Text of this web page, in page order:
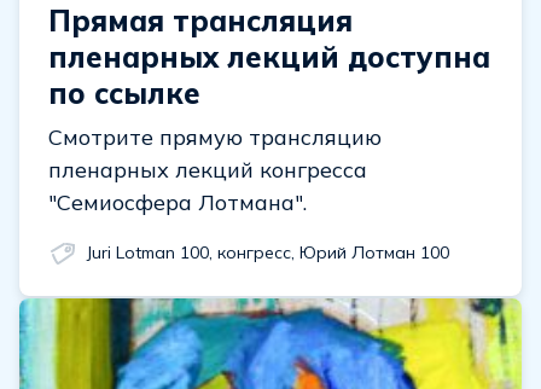
Прямая трансляция
пленарных лекций доступна
по ссылке
Смотрите прямую трансляцию
пленарных лекций конгресса
"Семиосфера Лотмана".
Juri Lotman 100, конгресс, Юрий Лотман 100